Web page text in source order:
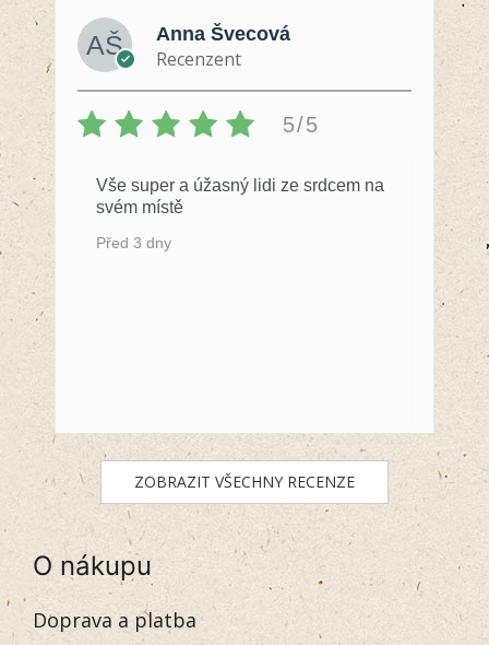
Anna Švecová
Recenzent
5/5
Vše super a úžasný lidi ze srdcem na
svém místě
Před 3 dny
ZOBRAZIT VŠECHNY RECENZE
O nákupu
Doprava a platba